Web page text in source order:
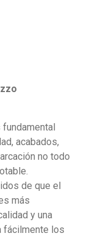
fundamental
acabados,
no todo
de que el
más
y una
fácilmente los